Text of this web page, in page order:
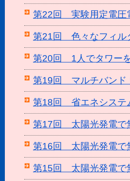
第22回 実験用定電圧
第21回 色々なフィル
第20回 1人でタワー
第19回 マルチバンド
第18回 省エネシステ
第17回 太陽光発電
第16回 太陽光発電
第15回 太陽光発電